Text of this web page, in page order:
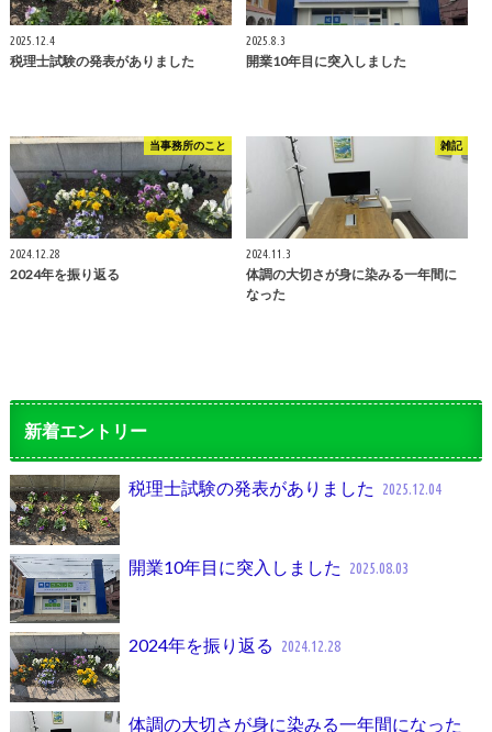
2025.12.4
税理士試験の発表がありました
2025.8.3
開業10年目に突入しました
当事務所のこと
2024.12.28
2024年を振り返る
雑記
2024.11.3
体調の大切さが身に染みる一年間に
なった
新着エントリー
税理士試験の発表がありました 2025.12.04
開業10年目に突入しました 2025.08.03
2024年を振り返る 2024.12.28
体調の大切さが身に染みる一年間になった